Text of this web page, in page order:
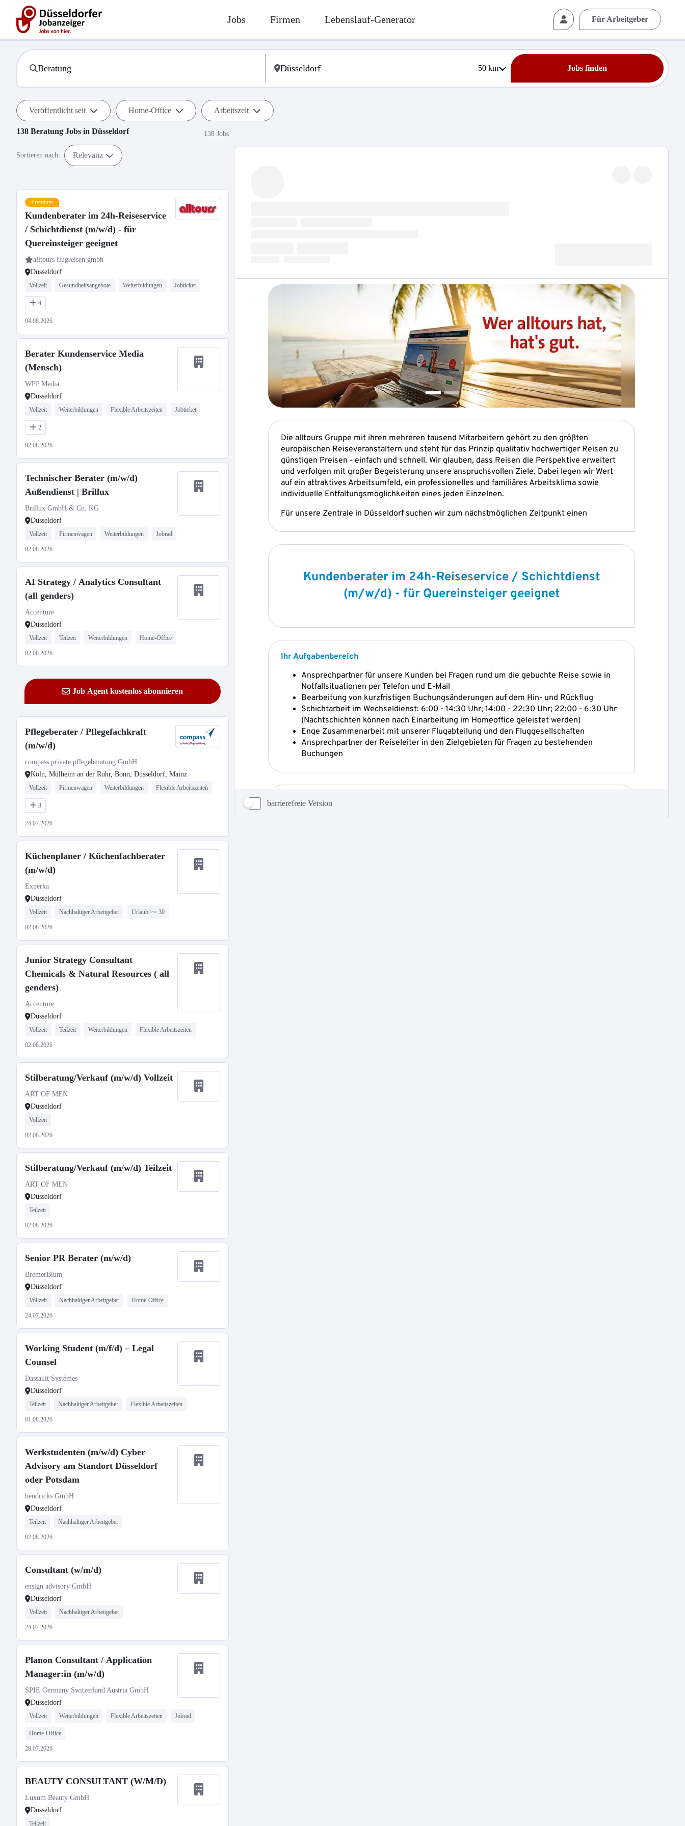
Jobs Firmen Lebenslauf-Generator Für Arbeitgeber
50km Jobs finden
Veröffentlicht seit Home-Office Arbeitszeit
138 Beratung Jobs in Düsseldorf 138 Jobs
Sortieren nach: Relevanz
Premium
Kundenberater im 24h-Reiseservice
/ Schichtdienst (m/w/d) - für
Quereinsteiger geeignet
alltours flugreisen gmbh
Düsseldorf
Vollzeit Gesundheitsangebote Weiterbildungen Jobticket
4
04.08.2026
Berater Kundenservice Media
(Mensch)
WPP Media
Düsseldorf
Vollzeit Weiterbildungen Flexible Arbeitszeiten Jobticket
2
02.08.2026
Technischer Berater (m/w/d)
Außendienst | Brillux
Brillux GmbH & Co. KG
Düsseldorf
Vollzeit Firmenwagen Weiterbildungen Jobrad
02.08.2026
AI Strategy / Analytics Consultant
(all genders)
Accenture
Düsseldorf
Vollzeit Teilzeit Weiterbildungen Home-Office
02.08.2026
Job Agent kostenlos abonnieren
Pflegeberater / Pflegefachkraft
(m/w/d)
compass private pflegeberatung GmbH
Köln, Mülheim an der Ruhr, Bonn, Düsseldorf, Mainz
Vollzeit Firmenwagen Weiterbildungen Flexible Arbeitszeiten
3
24.07.2026
Küchenplaner / Küchenfachberater
(m/w/d)
Experka
Düsseldorf
Vollzeit Nachhaltiger Arbeitgeber Urlaub >= 30
02.08.2026
Junior Strategy Consultant
Chemicals & Natural Resources ( all
genders)
Accenture
Düsseldorf
Vollzeit Teilzeit Weiterbildungen Flexible Arbeitszeiten
02.08.2026
Stilberatung/Verkauf (m/w/d) Vollzeit
ART OF MEN
Düsseldorf
Vollzeit
02.08.2026
Stilberatung/Verkauf (m/w/d) Teilzeit
ART OF MEN
Düsseldorf
Teilzeit
02.08.2026
Senior PR Berater (m/w/d)
BremerBlum
Düsseldorf
Vollzeit Nachhaltiger Arbeitgeber Home-Office
24.07.2026
Working Student (m/f/d) – Legal
Counsel
Dassault Systèmes
Düsseldorf
Teilzeit Nachhaltiger Arbeitgeber Flexible Arbeitszeiten
01.08.2026
Werkstudenten (m/w/d) Cyber
Advisory am Standort Düsseldorf
oder Potsdam
hendricks GmbH
Düsseldorf
Teilzeit Nachhaltiger Arbeitgeber
02.08.2026
Consultant (w/m/d)
ensign advisory GmbH
Düsseldorf
Vollzeit Nachhaltiger Arbeitgeber
24.07.2026
Planon Consultant / Application
Manager:in (m/w/d)
SPIE Germany Switzerland Austria GmbH
Düsseldorf
Vollzeit Weiterbildungen Flexible Arbeitszeiten Jobrad
Home-Office
28.07.2026
BEAUTY CONSULTANT (W/M/D)
Luxum Beauty GmbH
Düsseldorf
Teilzeit
barrierefreie Version